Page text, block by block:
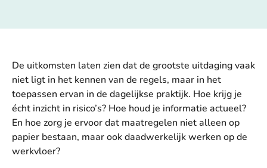
De uitkomsten laten zien dat de grootste uitdaging vaak
niet ligt in het kennen van de regels, maar in het
toepassen ervan in de dagelijkse praktijk. Hoe krijg je
écht inzicht in risico’s? Hoe houd je informatie actueel?
En hoe zorg je ervoor dat maatregelen niet alleen op
papier bestaan, maar ook daadwerkelijk werken op de
werkvloer?